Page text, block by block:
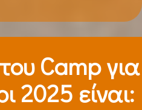
Camp για
2025 είναι: